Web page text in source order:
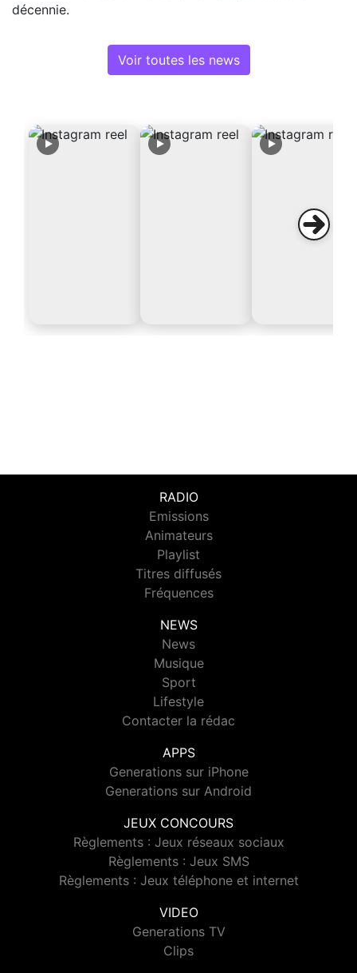
décennie.
Voir toutes les news
RADIO
Emissions
Animateurs
Playlist
Titres diffusés
Fréquences
NEWS
News
Musique
Sport
Lifestyle
Contacter la rédac
APPS
Generations sur iPhone
Generations sur Android
JEUX CONCOURS
Règlements : Jeux réseaux sociaux
Règlements : Jeux SMS
Règlements : Jeux téléphone et internet
VIDEO
Generations TV
Clips